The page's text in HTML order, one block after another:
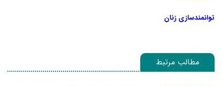
توانمندسازی زنان
مطالب مرتبط